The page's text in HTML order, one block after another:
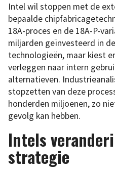
Intel wil stoppen met de
bepaalde
18A-proces en de 18A-P-
miljarden geïnvesteerd in
technologieën, maar kiest
verleggen naar intern
alternatieven.
stopzetten van deze
honderden miljoenen, zo
gevolg kan hebben.
Intels
strategie